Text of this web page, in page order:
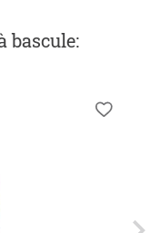
bascule: